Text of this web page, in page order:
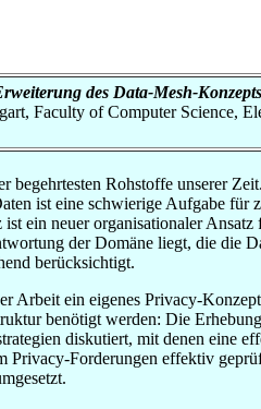
des Data-Mesh-
Faculty of Computer Science,
begehrtesten Rohstoffe unserer
ist eine schwierige Aufgabe für
ein neuer organisationaler
der Domäne liegt, die die
berücksichtigt.
Arbeit ein eigenes Privacy-
benötigt werden: Die
diskutiert, mit denen eine
Privacy-Forderungen effektiv